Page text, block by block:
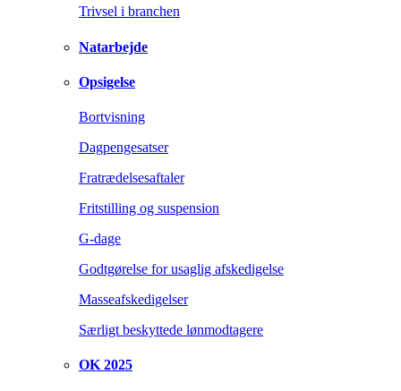
Trivsel i branchen
Natarbejde
Opsigelse
Bortvisning
Dagpengesatser
Fratrædelsesaftaler
Fritstilling og suspension
G-dage
Godtgørelse for usaglig afskedigelse
Masseafskedigelser
Særligt beskyttede lønmodtagere
OK 2025